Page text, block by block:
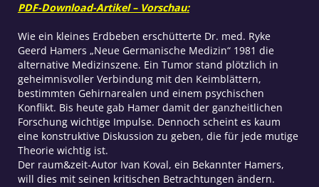
PDF-Download-Artikel – Vorschau:
Wie ein kleines Erdbeben erschütterte Dr. med. Ryke
Geerd Hamers „Neue Germanische Medizin“ 1981 die
alternative Medizinszene. Ein Tumor stand plötzlich in
geheimnisvoller Verbindung mit den Keimblättern,
bestimmten Gehirnarealen und einem psychischen
Konflikt. Bis heute gab Hamer damit der ganzheitlichen
Forschung wichtige Impulse. Dennoch scheint es kaum
eine konstruktive Diskussion zu geben, die für jede mutige
Theorie wichtig ist.
Der raum&zeit-Autor Ivan Koval, ein Bekannter Hamers,
will dies mit seinen kritischen Betrachtungen ändern.